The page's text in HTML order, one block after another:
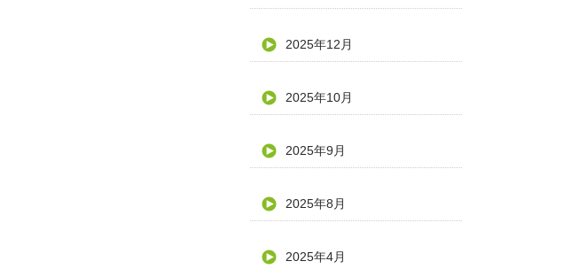
2025年12月
2025年10月
2025年9月
2025年8月
2025年4月